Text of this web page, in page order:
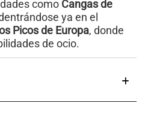
como Cangas de
ya en el
Picos de Europa, donde
de ocio.